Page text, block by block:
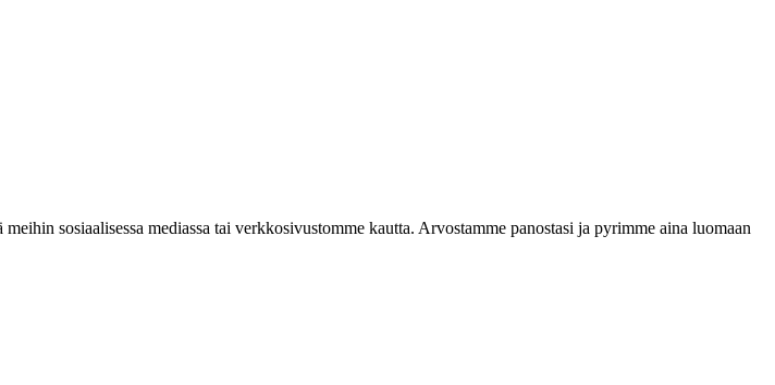
sosiaalisessa mediassa tai verkkosivustomme kautta. Arvostamme panostasi ja pyrimme aina luomaan